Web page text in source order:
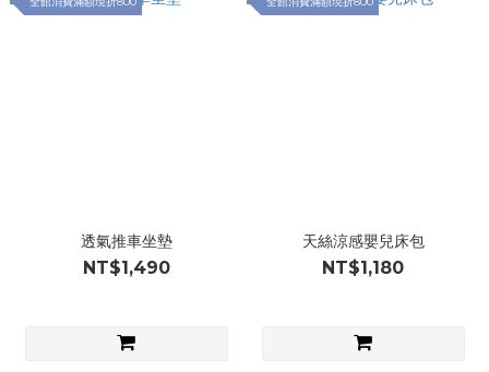
透氣推車坐墊
NT$1,490
天絲涼感嬰兒床包
NT$1,180